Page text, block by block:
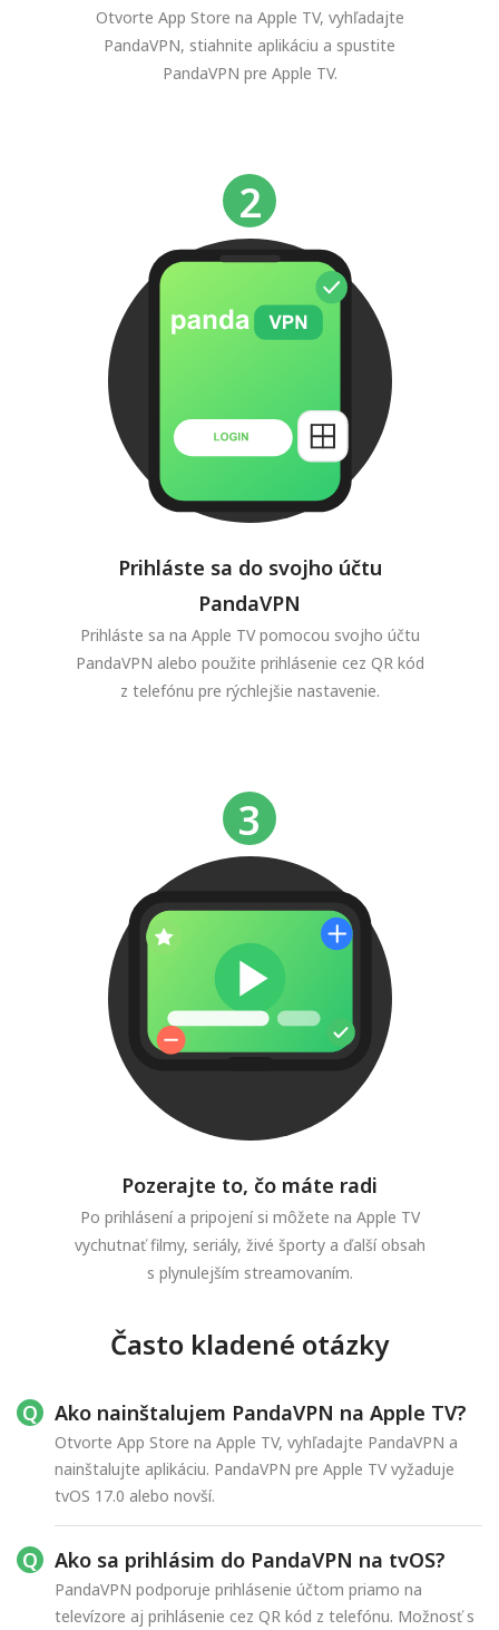
Otvorte App Store na Apple TV, vyhľadajte
PandaVPN, stiahnite aplikáciu a spustite
PandaVPN pre Apple TV.
Prihláste sa do svojho účtu
PandaVPN
Prihláste sa na Apple TV pomocou svojho účtu
PandaVPN alebo použite prihlásenie cez QR kód
z telefónu pre rýchlejšie nastavenie.
Pozerajte to, čo máte radi
Po prihlásení a pripojení si môžete na Apple TV
vychutnať filmy, seriály, živé športy a ďalší obsah
s plynulejším streamovaním.
Často kladené otázky
Ako nainštalujem PandaVPN na Apple TV?
Otvorte App Store na Apple TV, vyhľadajte PandaVPN a
nainštalujte aplikáciu. PandaVPN pre Apple TV vyžaduje
tvOS 17.0 alebo novší.
Ako sa prihlásim do PandaVPN na tvOS?
PandaVPN podporuje prihlásenie účtom priamo na
televízore aj prihlásenie cez QR kód z telefónu. Možnosť s